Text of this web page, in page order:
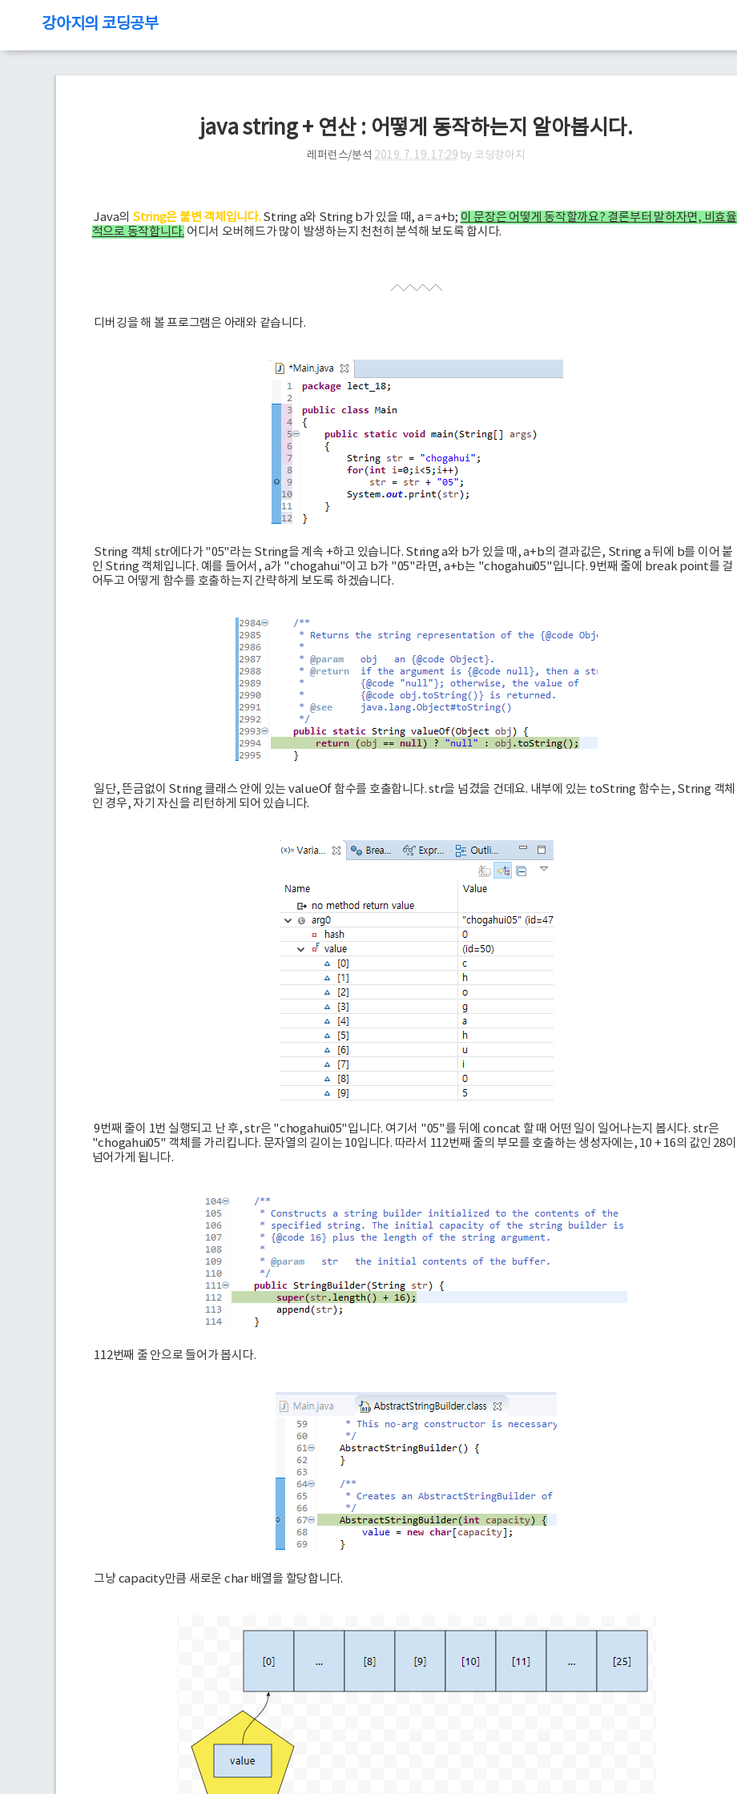
강아지의 코딩공부
java string + 연산 : 어떻게 동작하는지 알아봅시다.
레퍼런스/분석 2019. 7. 19. 17:29 by 코딩강아지
Java의 String은 불변 객체입니다.String a와 String b가 있을 때, a = a+b; 이 문장은 어떻게 동작할까요? 결론부터 말하자면, 비효율
적으로 동작합니다. 어디서 오버헤드가 많이 발생하는지 천천히 분석해 보도록 합시다.
디버깅을 해 볼 프로그램은 아래와 같습니다.
String 객체 str에다가 "05"라는 String을 계속 +하고 있습니다. String a와 b가 있을 때, a+b의 결과값은, String a 뒤에 b를 이어 붙
인 String 객체입니다. 예를 들어서, a가 "chogahui"이고 b가 "05"라면, a+b는 "chogahui05"입니다. 9번째 줄에 break point를 걸
어두고 어떻게 함수를 호출하는지 간략하게 보도록 하겠습니다.
일단, 뜬금없이 String 클래스 안에 있는 valueOf 함수를 호출합니다. str을 넘겼을 건데요. 내부에 있는 toString 함수는, String 객체
인 경우, 자기 자신을 리턴하게 되어 있습니다.
9번째 줄이 1번 실행되고 난 후, str은 "chogahui05"입니다. 여기서 "05"를 뒤에 concat 할 때 어떤 일이 일어나는지 봅시다. str은
"chogahui05" 객체를 가리킵니다. 문자열의 길이는 10입니다. 따라서 112번째 줄의 부모를 호출하는 생성자에는, 10 + 16의 값인 28이
넘어가게 됩니다.
112번째 줄 안으로 들어가 봅시다.
그냥 capacity만큼 새로운 char 배열을 할당합니다.